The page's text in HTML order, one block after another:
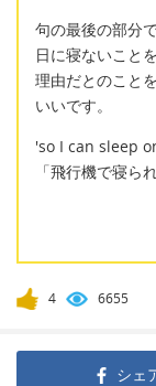
句の最後の部分
日に寝ないこと
理由だとのこと
いいです。
'so I can sleep
「飛行機で寝ら
4 6655
シェ